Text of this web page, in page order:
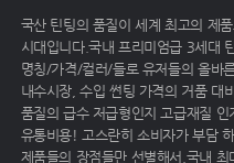
국산 틴팅의 품질이 세계 최고의 제
시대입니다.국내 프리미엄급 3세대
명칭/가격/컬러/들로 유저들의 올바
내수시장, 수입 썬팅 가격의 거품 대
품질의 급수 저급형인지 고급재질
유통비용! 고스란히 소비자가 부담
제품들의 장점들만 선별해서,국내